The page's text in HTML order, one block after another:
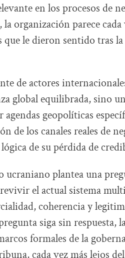
en los procesos de
organización parece cada
le dieron sentido tras la
de actores
global equilibrada, sino
geopolíticas
de los canales reales de
de su pérdida de
ucraniano plantea una
el actual sistema
coherencia y
siga sin respuesta,
formales de la
cada vez más lejos